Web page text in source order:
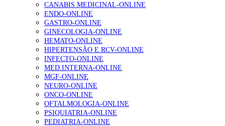
Alguns milhares de utentes podem ficar sem médico de
família com nova regras do registo, alerta associação
155 visualizações
1.º Episódio do Podcast “Frequência Cardio – Sintoniza-
te na Insuficiência Cardíaca” da Bayer
99 visualizações
CANABIS MEDICINAL-ONLINE
ENDO-ONLINE
GASTRO-ONLINE
GINECOLOGIA-ONLINE
HEMATO-ONLINE
HIPERTENSÃO E RCV-ONLINE
INFECTO-ONLINE
MED.INTERNA-ONLINE
MGF-ONLINE
NEURO-ONLINE
ONCO-ONLINE
OFTALMOLOGIA-ONLINE
PSIQUIATRIA-ONLINE
PEDIATRIA-ONLINE